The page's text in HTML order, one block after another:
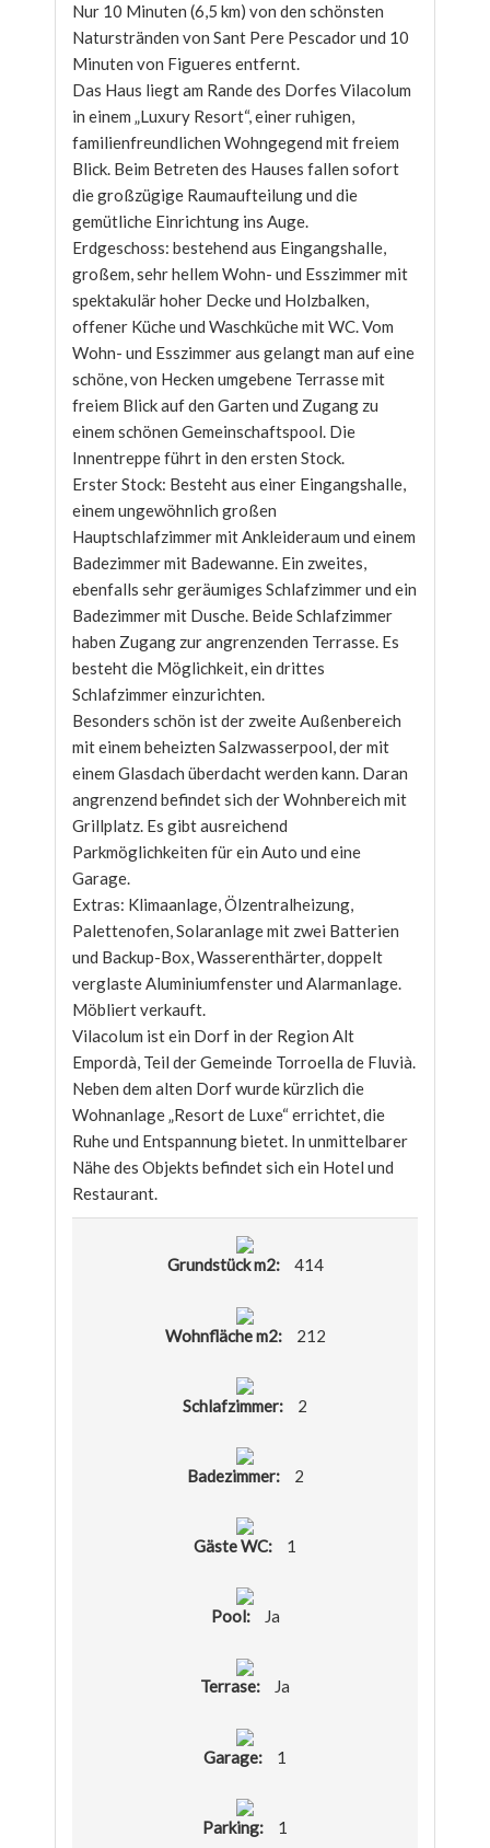
Nur 10 Minuten (6,5 km) von den schönsten
Naturstränden von Sant Pere Pescador und 10
Minuten von Figueres entfernt.
Das Haus liegt am Rande des Dorfes Vilacolum
in einem „Luxury Resort“, einer ruhigen,
familienfreundlichen Wohngegend mit freiem
Blick. Beim Betreten des Hauses fallen sofort
die großzügige Raumaufteilung und die
gemütliche Einrichtung ins Auge.
Erdgeschoss: bestehend aus Eingangshalle,
großem, sehr hellem Wohn- und Esszimmer mit
spektakulär hoher Decke und Holzbalken,
offener Küche und Waschküche mit WC. Vom
Wohn- und Esszimmer aus gelangt man auf eine
schöne, von Hecken umgebene Terrasse mit
freiem Blick auf den Garten und Zugang zu
einem schönen Gemeinschaftspool. Die
Innentreppe führt in den ersten Stock.
Erster Stock: Besteht aus einer Eingangshalle,
einem ungewöhnlich großen
Hauptschlafzimmer mit Ankleideraum und einem
Badezimmer mit Badewanne. Ein zweites,
ebenfalls sehr geräumiges Schlafzimmer und ein
Badezimmer mit Dusche. Beide Schlafzimmer
haben Zugang zur angrenzenden Terrasse. Es
besteht die Möglichkeit, ein drittes
Schlafzimmer einzurichten.
Besonders schön ist der zweite Außenbereich
mit einem beheizten Salzwasserpool, der mit
einem Glasdach überdacht werden kann. Daran
angrenzend befindet sich der Wohnbereich mit
Grillplatz. Es gibt ausreichend
Parkmöglichkeiten für ein Auto und eine
Garage.
Extras: Klimaanlage, Ölzentralheizung,
Palettenofen, Solaranlage mit zwei Batterien
und Backup-Box, Wasserenthärter, doppelt
verglaste Aluminiumfenster und Alarmanlage.
Möbliert verkauft.
Vilacolum ist ein Dorf in der Region Alt
Empordà, Teil der Gemeinde Torroella de Fluvià.
Neben dem alten Dorf wurde kürzlich die
Wohnanlage „Resort de Luxe“ errichtet, die
Ruhe und Entspannung bietet. In unmittelbarer
Nähe des Objekts befindet sich ein Hotel und
Restaurant.
Grundstück m2: 414
Wohnfläche m2: 212
Schlafzimmer: 2
Badezimmer: 2
Gäste WC: 1
Pool: Ja
Terrase: Ja
Garage: 1
Parking: 1